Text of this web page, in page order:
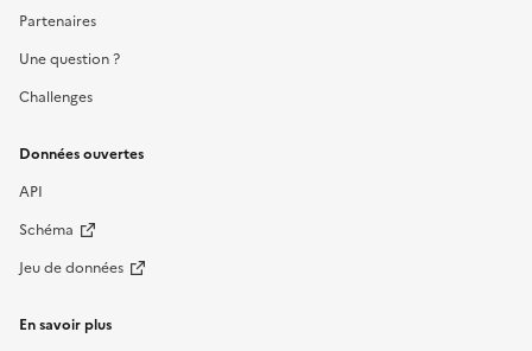
Partenaires
Une question ?
Challenges
Données ouvertes
API
Schéma
Jeu de données
En savoir plus